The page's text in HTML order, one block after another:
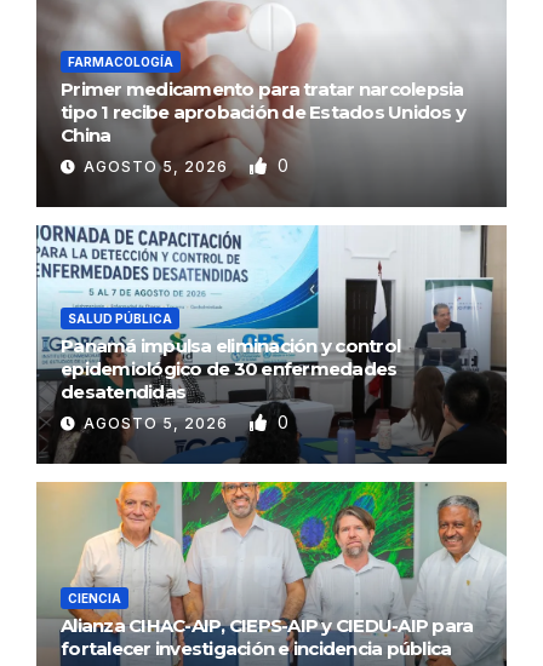
FARMACOLOGÍA
Primer medicamento para tratar narcolepsia
tipo 1 recibe aprobación de Estados Unidos y
China
AGOSTO 5, 2026 0
SALUD PÚBLICA
Panamá impulsa eliminación y control
epidemiológico de 30 enfermedades
desatendidas
AGOSTO 5, 2026 0
CIENCIA
Alianza CIHAC-AIP, CIEPS-AIP y CIEDU-AIP para
fortalecer investigación e incidencia pública